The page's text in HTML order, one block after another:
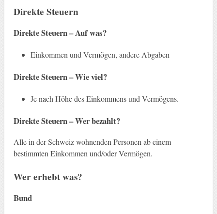
Direkte Steuern
Direkte Steuern–Auf was?
Einkommen und Vermögen, andere Abgaben
Direkte Steuern–Wie viel?
Je nach Höhe des Einkommens und Vermögens.
Direkte Steuern–Wer bezahlt?
Alle in der Schweiz wohnenden Personen ab einem
bestimmten Einkommen und/oder Vermögen.
Wer erhebt was?
Bund